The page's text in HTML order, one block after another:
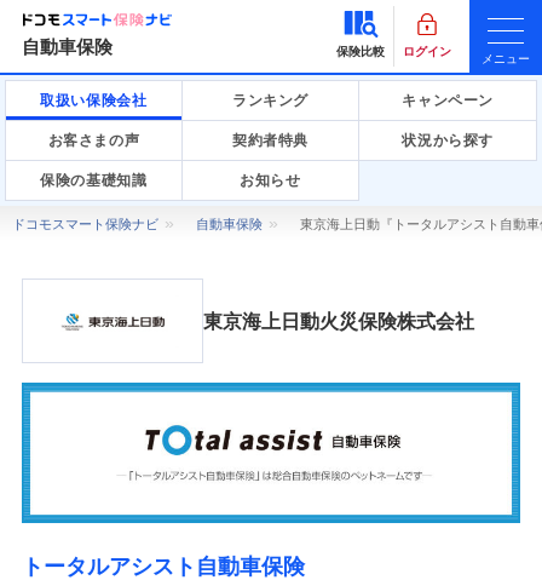
自動車保険 保険比較 ログイン
メニュー
取扱い保険会社 ランキング キャンペーン
お客さまの声 契約者特典 状況から探す
保険の基礎知識 お知らせ
ドコモスマート保険ナビ 自動車保険 東京海上日動『トータルアシスト自動
東京海上日動火災保険株式会社
トータルアシスト自動車保険